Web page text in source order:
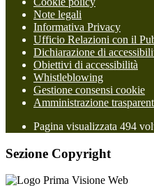
Note legali
Informativa Privacy
Ufficio Relazioni con il
Dichiarazione di
Obiettivi di accessibilità
Whistleblowing
Gestione consensi cookie
Amministrazione
Pagina visualizzata 494
Sezione Copyright